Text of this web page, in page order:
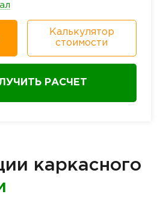
Калькулятор
стоимости
РАСЧЕТ
каркасного